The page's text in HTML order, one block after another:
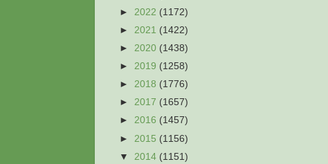
► 2022 (1172)
► 2021 (1422)
► 2020 (1438)
► 2019 (1258)
► 2018 (1776)
► 2017 (1657)
► 2016 (1457)
► 2015 (1156)
▼ 2014 (1151)